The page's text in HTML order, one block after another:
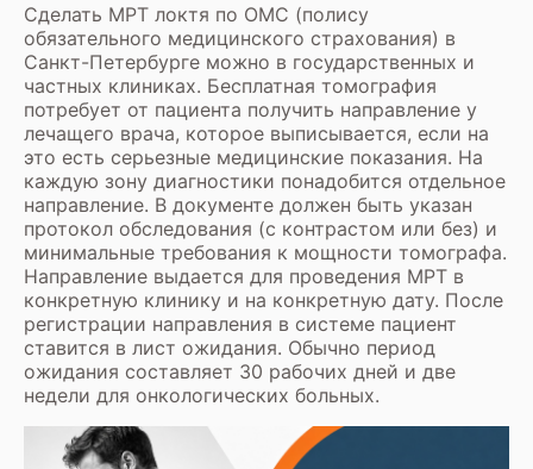
Сделать МРТ локтя по ОМС (полису
обязательного медицинского страхования) в
Санкт-Петербурге можно в государственных и
частных клиниках. Бесплатная томография
потребует от пациента получить направление у
лечащего врача, которое выписывается, если на
это есть серьезные медицинские показания. На
каждую зону диагностики понадобится отдельное
направление. В документе должен быть указан
протокол обследования (с контрастом или без) и
минимальные требования к мощности томографа.
Направление выдается для проведения МРТ в
конкретную клинику и на конкретную дату. После
регистрации направления в системе пациент
ставится в лист ожидания. Обычно период
ожидания составляет 30 рабочих дней и две
недели для онкологических больных.